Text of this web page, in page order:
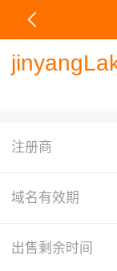
注册商
域名有效期
出售剩余时间